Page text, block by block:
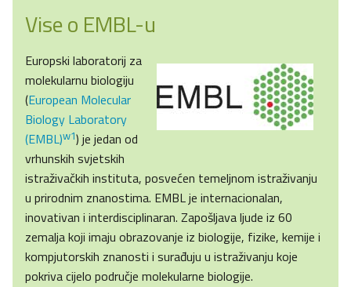
Vise o EMBL-u
Europski laboratorij za
molekularnu biologiju
(European Molecular
Biology Laboratory
(EMBL)w1) je jedan od
vrhunskih svjetskih
istraživačkih instituta, posvećen temeljnom istraživanju
u prirodnim znanostima. EMBL je internacionalan,
inovativan i interdisciplinaran. Zapošljava ljude iz 60
zemalja koji imaju obrazovanje iz biologije, fizike, kemije i
kompjutorskih znanosti i surađuju u istraživanju koje
pokriva cijelo područje molekularne biologije.